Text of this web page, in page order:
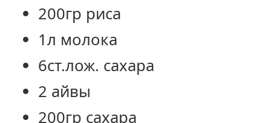
200гр риса
1л молока
6ст.лож. сахара
2 айвы
200гр сахара